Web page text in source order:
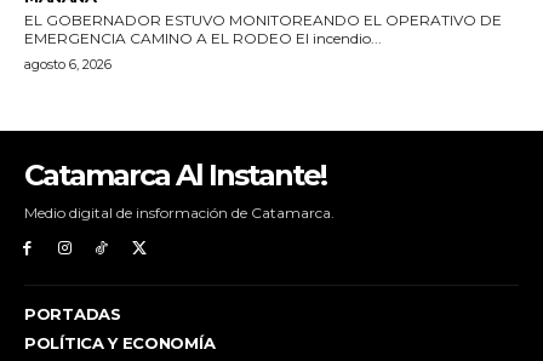
Catamarca Al Instante!
Medio digital de insformación de Catamarca.
PORTADAS
POLÍTICA Y ECONOMÍA